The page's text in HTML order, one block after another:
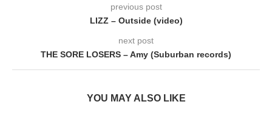
previous post
LIZZ – Outside (video)
next post
THE SORE LOSERS – Amy (Suburban records)
YOU MAY ALSO LIKE